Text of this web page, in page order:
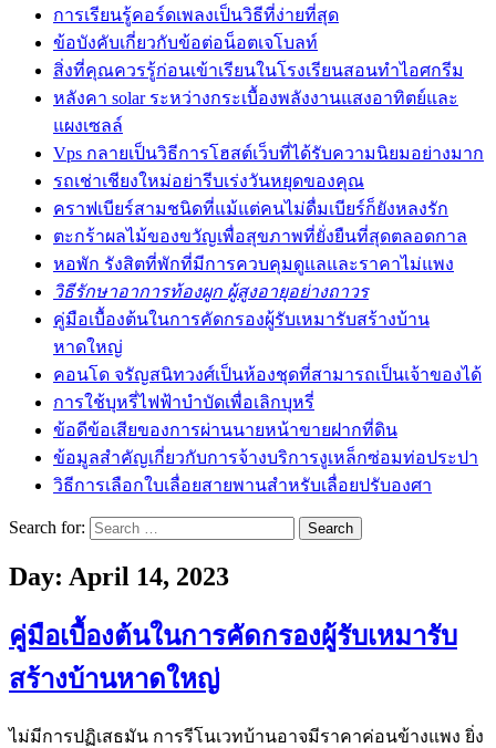
การเรียนรู้คอร์ดเพลงเป็นวิธีที่ง่ายที่สุด
ข้อบังคับเกี่ยวกับข้อต่อน็อตเจโบลท์
สิ่งที่คุณควรรู้ก่อนเข้าเรียนในโรงเรียนสอนทำไอศกรีม
หลังคา solar ระหว่างกระเบื้องพลังงานแสงอาทิตย์และ
แผงเซลล์
Vps กลายเป็นวิธีการโฮสต์เว็บที่ได้รับความนิยมอย่างมาก
รถเช่าเชียงใหม่อย่ารีบเร่งวันหยุดของคุณ
คราฟเบียร์สามชนิดที่แม้แต่คนไม่ดื่มเบียร์ก็ยังหลงรัก
ตะกร้าผลไม้ของขวัญเพื่อสุขภาพที่ยั่งยืนที่สุดตลอดกาล
หอพัก รังสิตที่พักที่มีการควบคุมดูแลและราคาไม่แพง
วิธีรักษาอาการท้องผูก ผู้สูงอายุอย่างถาวร
คู่มือเบื้องต้นในการคัดกรองผู้รับเหมารับสร้างบ้าน
หาดใหญ่
คอนโด จรัญสนิทวงศ์เป็นห้องชุดที่สามารถเป็นเจ้าของได้
การใช้บุหรี่ไฟฟ้าบำบัดเพื่อเลิกบุหรี่
ข้อดีข้อเสียของการผ่านนายหน้าขายฝากที่ดิน
ข้อมูลสำคัญเกี่ยวกับการจ้างบริการงูเหล็กซ่อมท่อประปา
วิธีการเลือกใบเลื่อยสายพานสำหรับเลื่อยปรับองศา
Search for:
Day: April 14, 2023
คู่มือเบื้องต้นในการคัดกรองผู้รับเหมารับ
สร้างบ้านหาดใหญ่
ไม่มีการปฏิเสธมัน การรีโนเวทบ้านอาจมีราคาค่อนข้างแพง ยิ่ง